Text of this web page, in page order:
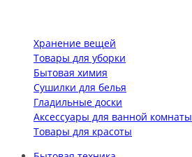
Хранение вещей
Товары для уборки
Бытовая химия
Сушилки для белья
Гладильные доски
Аксессуары для ванной комнаты
Товары для красоты